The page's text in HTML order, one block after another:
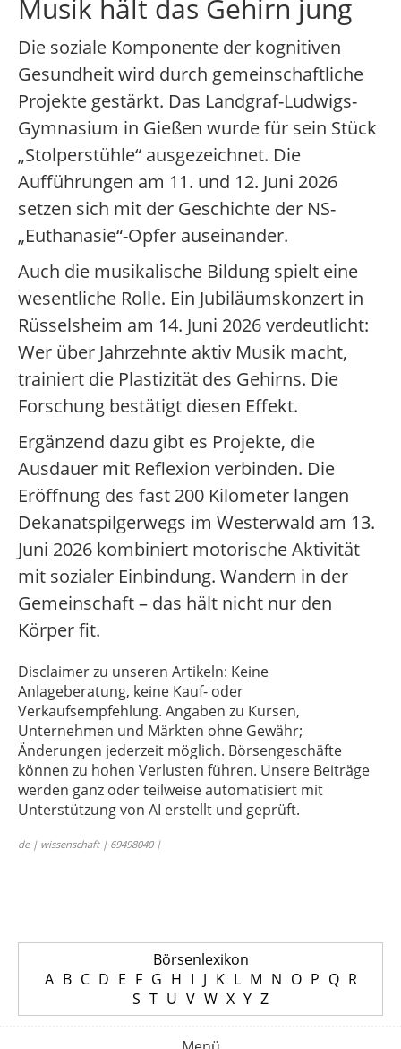
Musik hält das Gehirn jung
Die soziale Komponente der kognitiven
Gesundheit wird durch gemeinschaftliche
Projekte gestärkt. Das Landgraf-Ludwigs-
Gymnasium in Gießen wurde für sein Stück
„Stolperstühle“ ausgezeichnet. Die
Aufführungen am 11. und 12. Juni 2026
setzen sich mit der Geschichte der NS-
„Euthanasie“-Opfer auseinander.
Auch die musikalische Bildung spielt eine
wesentliche Rolle. Ein Jubiläumskonzert in
Rüsselsheim am 14. Juni 2026 verdeutlicht:
Wer über Jahrzehnte aktiv Musik macht,
trainiert die Plastizität des Gehirns. Die
Forschung bestätigt diesen Effekt.
Ergänzend dazu gibt es Projekte, die
Ausdauer mit Reflexion verbinden. Die
Eröffnung des fast 200 Kilometer langen
Dekanatspilgerwegs im Westerwald am 13.
Juni 2026 kombiniert motorische Aktivität
mit sozialer Einbindung. Wandern in der
Gemeinschaft – das hält nicht nur den
Körper fit.
Disclaimer zu unseren Artikeln: Keine
Anlageberatung, keine Kauf- oder
Verkaufsempfehlung. Angaben zu Kursen,
Unternehmen und Märkten ohne Gewähr;
Änderungen jederzeit möglich. Börsengeschäfte
können zu hohen Verlusten führen. Unsere Beiträge
werden ganz oder teilweise automatisiert mit
Unterstützung von AI erstellt und geprüft.
de | wissenschaft | 69498040 |
Börsenlexikon
A B C D E F G H I J K L M N O P Q R
S T U V W X Y Z